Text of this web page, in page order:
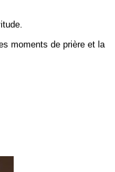
moments de prière et la